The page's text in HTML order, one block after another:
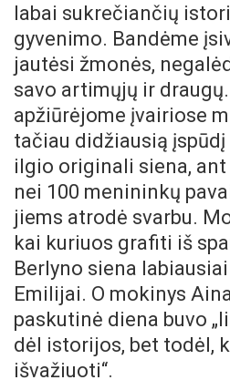
labai sukrečiančių
gyvenimo. Bandėme
jautėsi žmonės,
savo artimųjų ir
apžiūrėjome įvairiose
tačiau didžiausią įspūdį
ilgio originali siena,
nei 100 menininkų
jiems atrodė svarbu.
kai kuriuos grafiti iš
Berlyno siena
Emilijai. O mokinys
paskutinė diena buvo
dėl istorijos, bet todėl,
išvažiuoti“.